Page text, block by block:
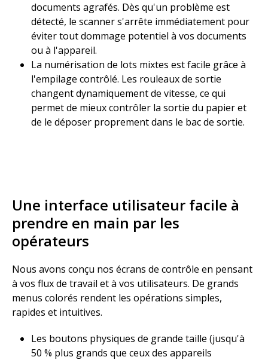
documents agrafés. Dès qu'un problème est
détecté, le scanner s'arrête immédiatement pour
éviter tout dommage potentiel à vos documents
ou à l'appareil. ​
La numérisation de lots mixtes est facile grâce à
l'empilage contrôlé. Les rouleaux de sortie
changent dynamiquement de vitesse, ce qui
permet de mieux contrôler la sortie du papier et
de le déposer proprement dans le bac de sortie. ​
Une interface utilisateur facile à
prendre en main par les
opérateurs​
Nous avons conçu nos écrans de contrôle en pensant
à vos flux de travail et à vos utilisateurs. De grands
menus colorés rendent les opérations simples,
rapides et intuitives.​
Les boutons physiques de grande taille (jusqu'à
50 % plus grands que ceux des appareils